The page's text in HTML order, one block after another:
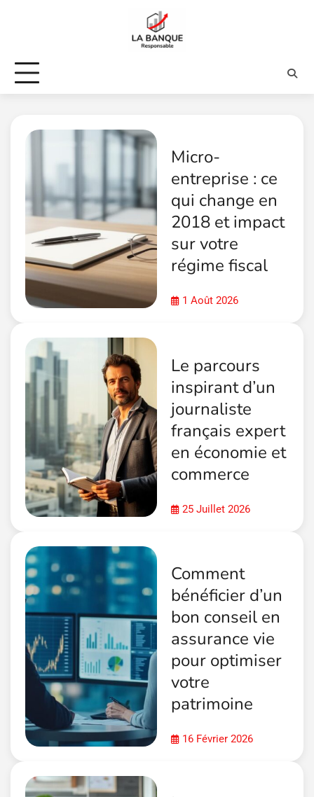
Micro-
entreprise : ce
qui change en
2018 et impact
sur votre
régime fiscal
1 Août 2026
Le parcours
inspirant d’un
journaliste
français expert
en économie et
commerce
25 Juillet 2026
Comment
bénéficier d’un
bon conseil en
assurance vie
pour optimiser
votre
patrimoine
16 Février 2026